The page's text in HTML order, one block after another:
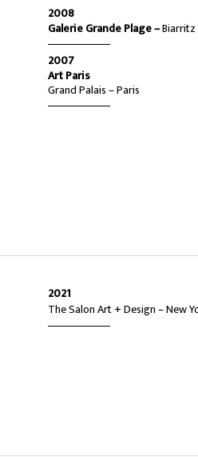
2008
Galerie Grande Plage –Biarritz
2007
Art Paris
Grand Palais – Paris
2021
The Salon Art + Design – New